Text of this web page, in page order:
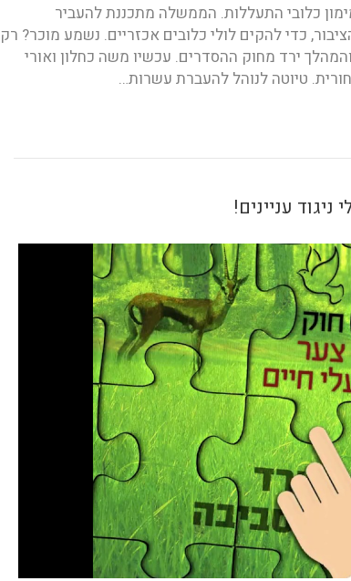
כלובי התעללות. הממשלה מתכננת להעביר
כדי להקים לולי כלובים אכזריים. נשמע מוכר? רק
ירד מחוק ההסדרים. עכשיו משה כחלון ואורי
טיוטה לנוהל להעברת עשרות…
עניינים!